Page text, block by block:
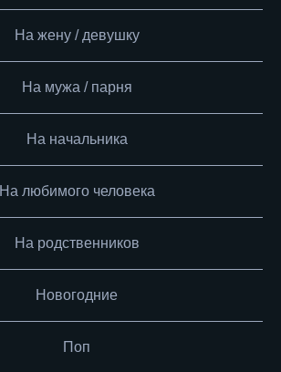
На жену / девушку
На мужа / парня
На начальника
На любимого человека
На родственников
Новогодние
Поп